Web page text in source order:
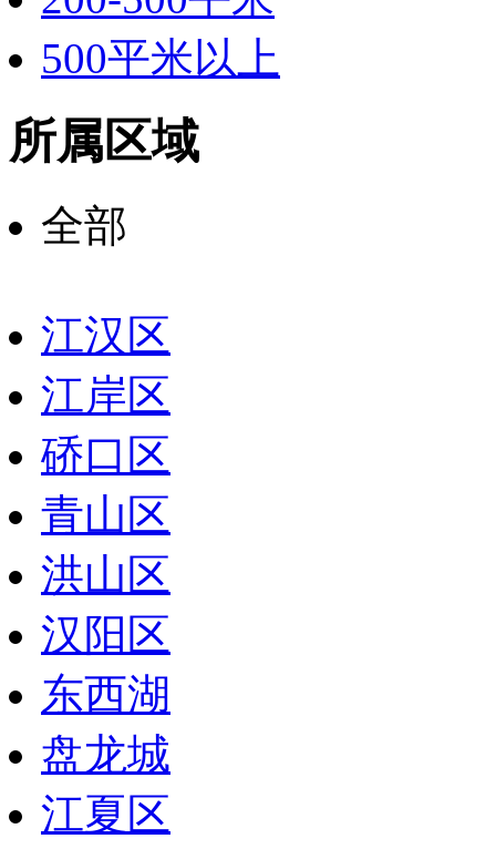
500平米以上
所属区域
全部
江汉区
江岸区
硚口区
青山区
洪山区
汉阳区
东西湖
盘龙城
江夏区